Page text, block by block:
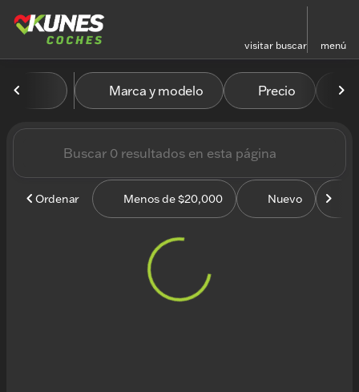
visitar buscar menú
filtrar buscar volver arriba
Vehículos en venta en
Marca y modelo Precio
Ordenar Menos de $20,000 Nuevo